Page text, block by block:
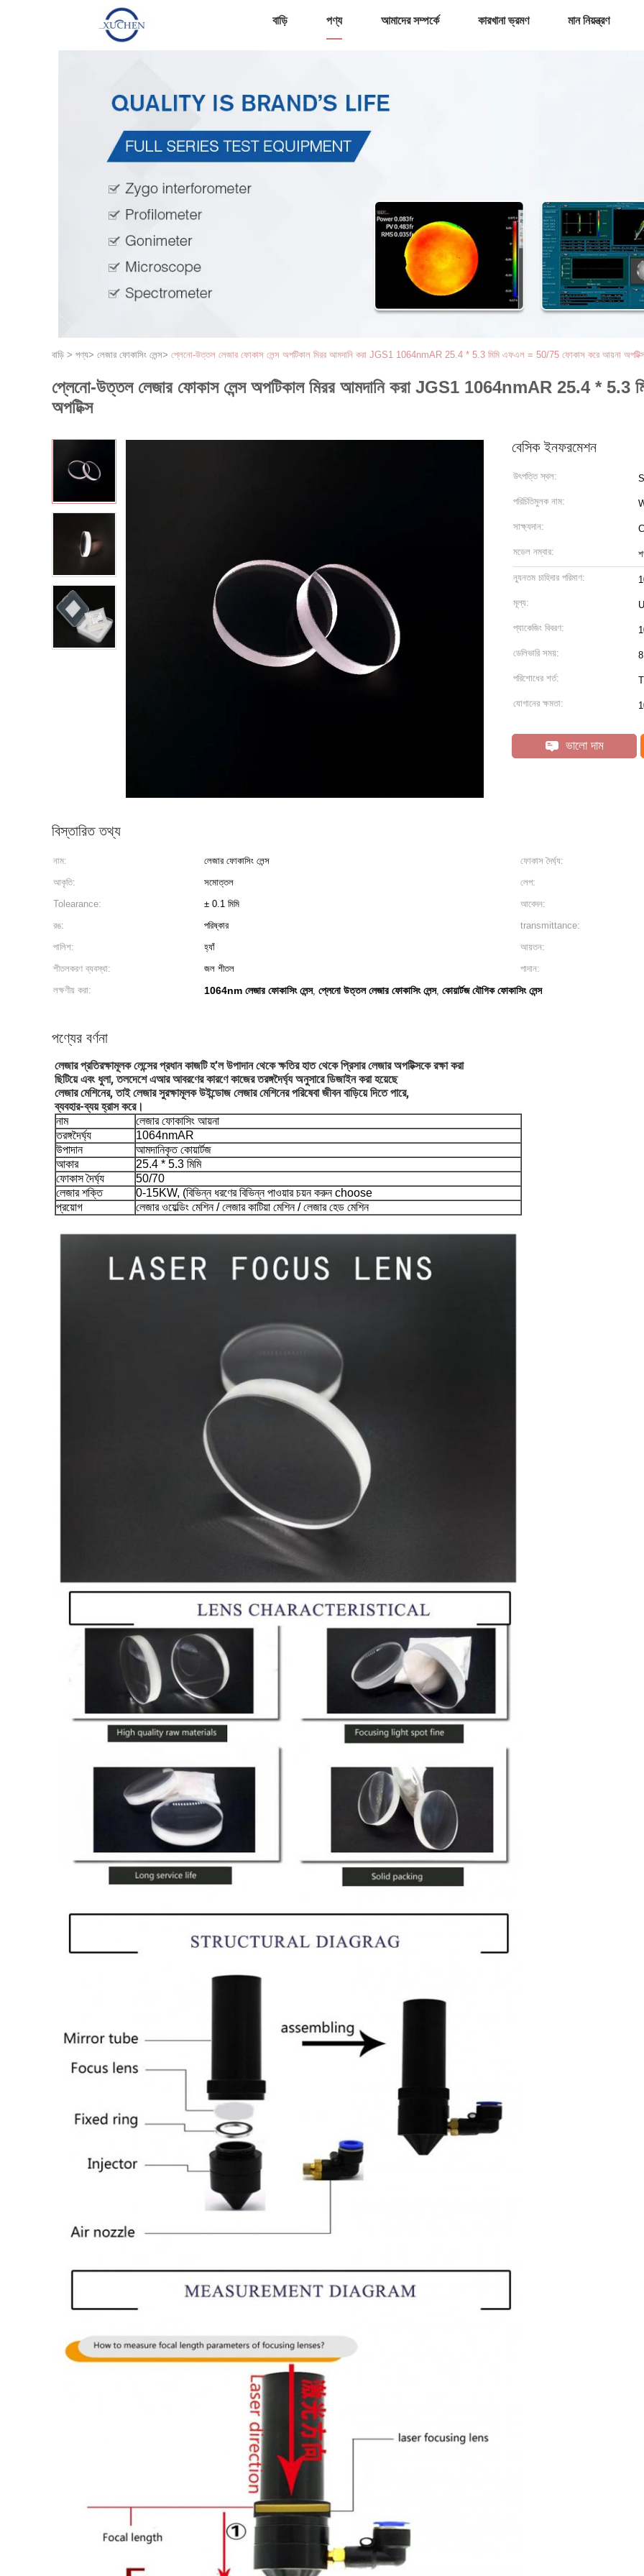
বাড়ি পণ্য আমাদের সম্পর্কে কারখানা ভ্রমণ মান নিয়ন্ত্রণ
বাড়ি > পণ্য> লেজার ফোকাসিং লেন্স> প্লেনো-উত্তল লেজার ফোকাস লেন্স অপটিকাল মিরর আমদানি করা JGS1 1064nmAR 25.4 * 5.3 মিমি এফএল = 50/75 ফোকাস করে আয়না
প্লেনো-উত্তল লেজার ফোকাস লেন্স অপটিকাল মিরর আমদানি করা JGS1 1064nmAR 25.4 * 5.3
অপটিক্স
বেসিক ইনফরমেশন
উৎপত্তি স্থল:
পরিচিতিমুলক নাম:
সাক্ষ্যদান:
মডেল নম্বার:
ন্যূনতম চাহিদার পরিমাণ:
মূল্য:
প্যাকেজিং বিবরণ:
ডেলিভারি সময়: 8
পরিশোধের শর্ত:
যোগানের ক্ষমতা:
ভালো দাম
বিস্তারিত তথ্য
নাম: লেজার ফোকাসিং লেন্স ফোকাস দৈর্ঘ্য:
আকৃতি:
সমোত্তল লেপ:
Tolearance:
± 0.1 মিমি আবেদন:
রঙ:
পরিষ্কার transmittance:
পালিশ:
হ্যাঁ আয়তন:
শীতলকরণ ব্যবস্থা:
জল শীতল পাদান:
লক্ষণীয় করা:
1064nm লেজার ফোকাসিং লেন্স, প্লেনো উত্তল লেজার ফোকাসিং লেন্স, কোয়ার্টজ যৌগিক ফোকাসিং লেন্স
পণ্যের বর্ণনা
লেজার প্রতিরক্ষামূলক লেন্সের প্রধান কাজটি হ'ল উপাদান থেকে ক্ষতির হাত থেকে প্রিসার লেজার অপটিক্সকে রক্ষা করা
ছিটিয়ে এবং ধুলা, তলদেশে এআর আবরণের কারণে কাজের তরঙ্গদৈর্ঘ্য অনুসারে ডিজাইন করা হয়েছে
লেজার মেশিনের, তাই লেজার সুরক্ষামূলক উইন্ডোজ লেজার মেশিনের পরিষেবা জীবন বাড়িয়ে দিতে পারে,
ব্যবহার-ব্যয় হ্রাস করে।
নাম
লেজার ফোকাসিং আয়না
তরঙ্গদৈর্ঘ্য
1064nmAR
উপাদান
আমদানিকৃত কোয়ার্টজ
আকার
25.4 * 5.3 মিমি
ফোকাস দৈর্ঘ্য
50/70
লেজার শক্তি
0-15KW, (বিভিন্ন ধরণের বিভিন্ন পাওয়ার চয়ন করুন choose
প্রয়োগ
লেজার ওয়েল্ডিং মেশিন / লেজার কাটিয়া মেশিন / লেজার হেড মেশিন